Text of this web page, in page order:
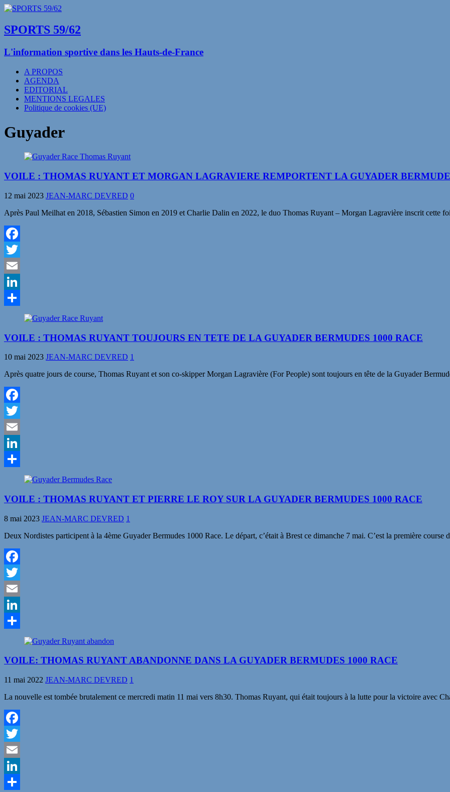
SPORTS 59/62
L'information sportive dans les Hauts-de-France
A PROPOS
AGENDA
EDITORIAL
MENTIONS LEGALES
Politique de cookies (UE)
Guyader
VOILE : THOMAS RUYANT ET MORGAN LAGRAVIERE REMPORTENT LA GUYADER
12 mai 2023 JEAN-MARC DEVRED 0
Après Paul Meilhat en 2018, Sébastien Simon en 2019 et Charlie Dalin en 2022, le duo Thomas Ruyant – Morgan Lagravière inscrit cette
Facebook
Twitter
Email
LinkedIn
Partager
VOILE : THOMAS RUYANT TOUJOURS EN TETE DE LA GUYADER BERMUDES 1000 RACE
10 mai 2023 JEAN-MARC DEVRED 1
Après quatre jours de course, Thomas Ruyant et son co-skipper Morgan Lagravière (For People) sont toujours en tête de la Guyader
Facebook
Twitter
Email
LinkedIn
Partager
VOILE : THOMAS RUYANT ET PIERRE LE ROY SUR LA GUYADER BERMUDES 1000 RACE
8 mai 2023 JEAN-MARC DEVRED 1
Deux Nordistes participent à la 4ème Guyader Bermudes 1000 Race. Le départ, c’était à Brest ce dimanche 7 mai. C’est la première course
Facebook
Twitter
Email
LinkedIn
Partager
VOILE: THOMAS RUYANT ABANDONNE DANS LA GUYADER BERMUDES 1000 RACE
11 mai 2022 JEAN-MARC DEVRED 1
La nouvelle est tombée brutalement ce mercredi matin 11 mai vers 8h30. Thomas Ruyant, qui était toujours à la lutte pour la victoire avec
Facebook
Twitter
Email
LinkedIn